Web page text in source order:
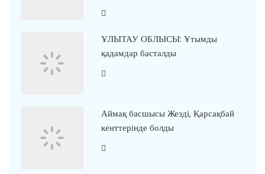
ҰЛЫТАУ ОБЛЫСЫ: Ұтымды
қадамдар басталды
Аймақ басшысы Жезді, Қарсақбай
кенттерінде болды